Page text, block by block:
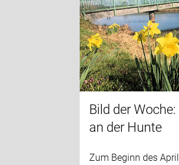
Bild der
an der Hunte
Zum Beginn des